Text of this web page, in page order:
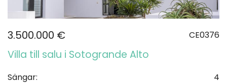
3.500.000 € CE0376
Villa till salu i Sotogrande Alto
Sängar:
4